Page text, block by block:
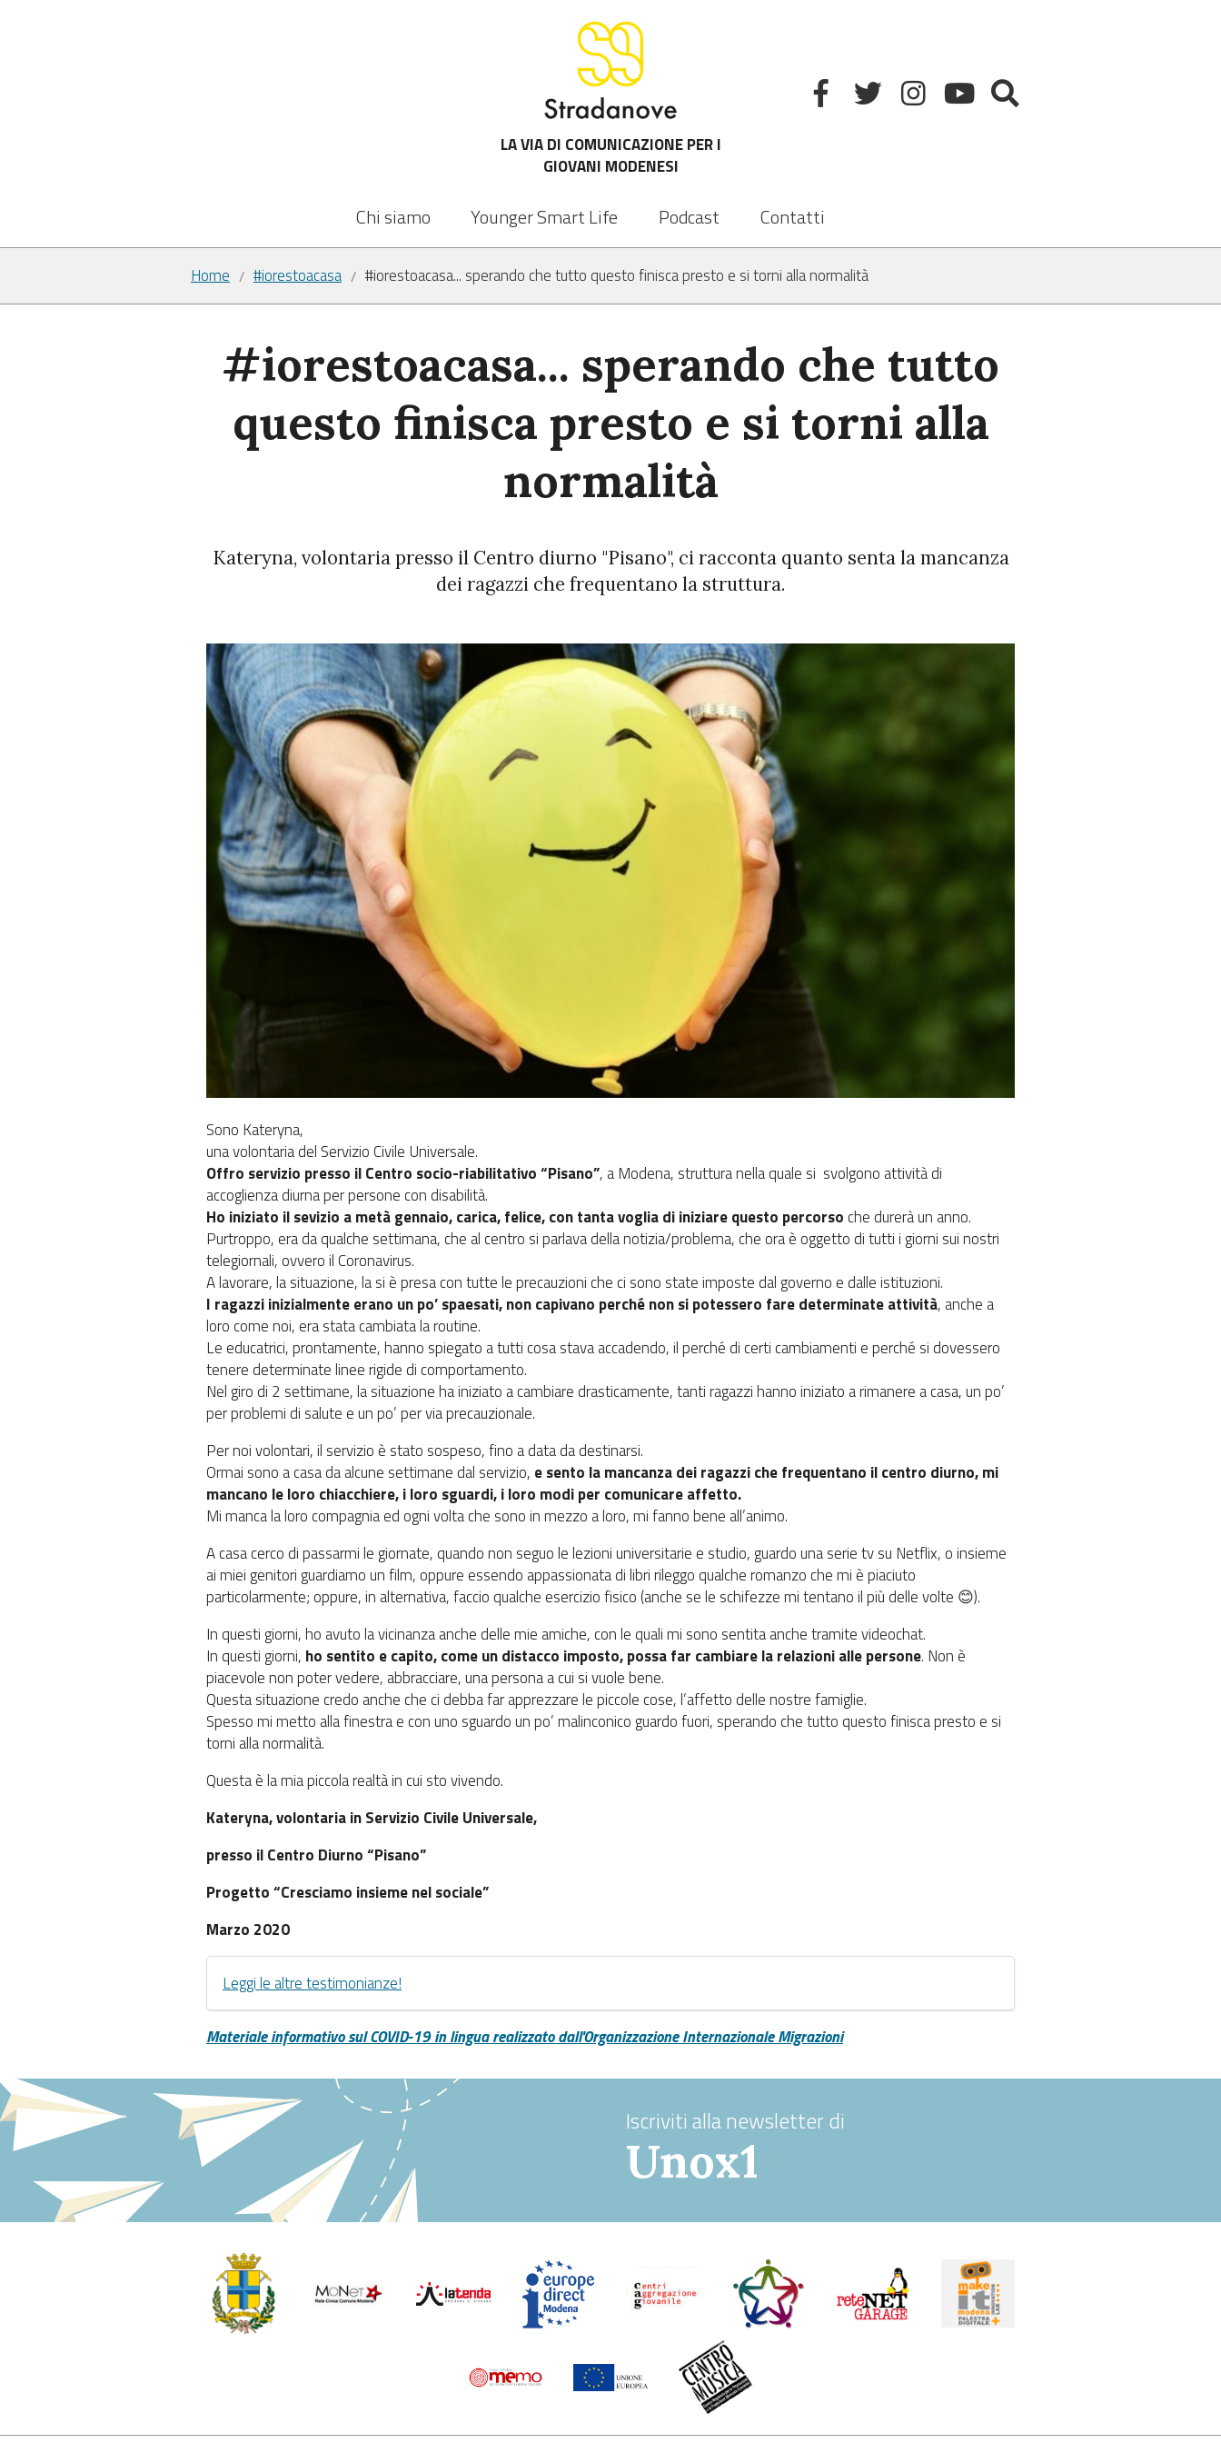
LA VIA DI COMUNICAZIONE PER I
GIOVANI MODENESI
Chi siamo Younger Smart Life Podcast Contatti
Home / #iorestoacasa / #iorestoacasa... sperando che tutto questo finisca presto e si torni alla normalità
#iorestoacasa... sperando che tutto
questo finisca presto e si torni alla
normalità
Kateryna, volontaria presso il Centro diurno "Pisano", ci racconta quanto senta la mancanza
dei ragazzi che frequentano la struttura.
Sono Kateryna,
una volontaria del Servizio Civile Universale.
Offro servizio presso il Centro socio-riabilitativo “Pisano”, a Modena, struttura nella quale si svolgono attività di
accoglienza diurna per persone con disabilità.
Ho iniziato il sevizio a metà gennaio, carica, felice, con tanta voglia di iniziare questo percorso che durerà un anno.
Purtroppo, era da qualche settimana, che al centro si parlava della notizia/problema, che ora è oggetto di tutti i giorni sui nostri
telegiornali, ovvero il Coronavirus.
A lavorare, la situazione, la si è presa con tutte le precauzioni che ci sono state imposte dal governo e dalle istituzioni.
I ragazzi inizialmente erano un po’ spaesati, non capivano perché non si potessero fare determinate attività, anche a
loro come noi, era stata cambiata la routine.
Le educatrici, prontamente, hanno spiegato a tutti cosa stava accadendo, il perché di certi cambiamenti e perché si dovessero
tenere determinate linee rigide di comportamento.
Nel giro di 2 settimane, la situazione ha iniziato a cambiare drasticamente, tanti ragazzi hanno iniziato a rimanere a casa, un po’
per problemi di salute e un po’ per via precauzionale.
Per noi volontari, il servizio è stato sospeso, fino a data da destinarsi.
Ormai sono a casa da alcune settimane dal servizio, e sento la mancanza dei ragazzi che frequentano il centro diurno, mi
mancano le loro chiacchiere, i loro sguardi, i loro modi per comunicare affetto.
Mi manca la loro compagnia ed ogni volta che sono in mezzo a loro, mi fanno bene all’animo.
A casa cerco di passarmi le giornate, quando non seguo le lezioni universitarie e studio, guardo una serie tv su Netflix, o insieme
ai miei genitori guardiamo un film, oppure essendo appassionata di libri rileggo qualche romanzo che mi è piaciuto
particolarmente; oppure, in alternativa, faccio qualche esercizio fisico (anche se le schifezze mi tentano il più delle volte 😊).
In questi giorni, ho avuto la vicinanza anche delle mie amiche, con le quali mi sono sentita anche tramite videochat.
In questi giorni, ho sentito e capito, come un distacco imposto, possa far cambiare la relazioni alle persone. Non è
piacevole non poter vedere, abbracciare, una persona a cui si vuole bene.
Questa situazione credo anche che ci debba far apprezzare le piccole cose, l’affetto delle nostre famiglie.
Spesso mi metto alla finestra e con uno sguardo un po’ malinconico guardo fuori, sperando che tutto questo finisca presto e si
torni alla normalità.
Questa è la mia piccola realtà in cui sto vivendo.
Kateryna, volontaria in Servizio Civile Universale,
presso il Centro Diurno “Pisano”
Progetto “Cresciamo insieme nel sociale”
Marzo 2020
Leggi le altre testimonianze!
Materiale informativo sul COVID-19 in lingua realizzato dall'Organizzazione Internazionale Migrazioni
Iscriviti alla newsletter di
Unox1